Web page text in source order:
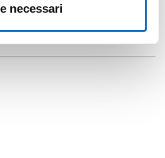
necessari
Montenegro by E.